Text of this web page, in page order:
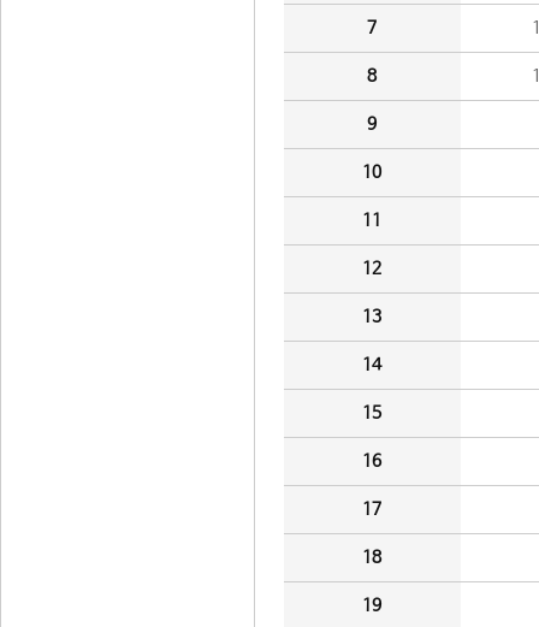
7
8
9
10
11
12
13
14
15
16
17
18
19